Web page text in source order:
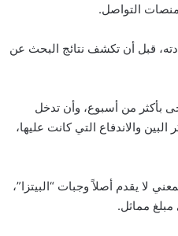
التواصل.
قبل أن تكشف نتائج البحث عن
بأكثر من أسبوع، وأن تدخل
والاندفاع التي كانت عليها،
لا يقدم أصلاً وجبات “البيتزا”،